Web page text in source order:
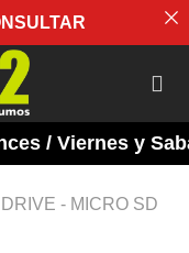
/ Viernes y
- MICRO SD